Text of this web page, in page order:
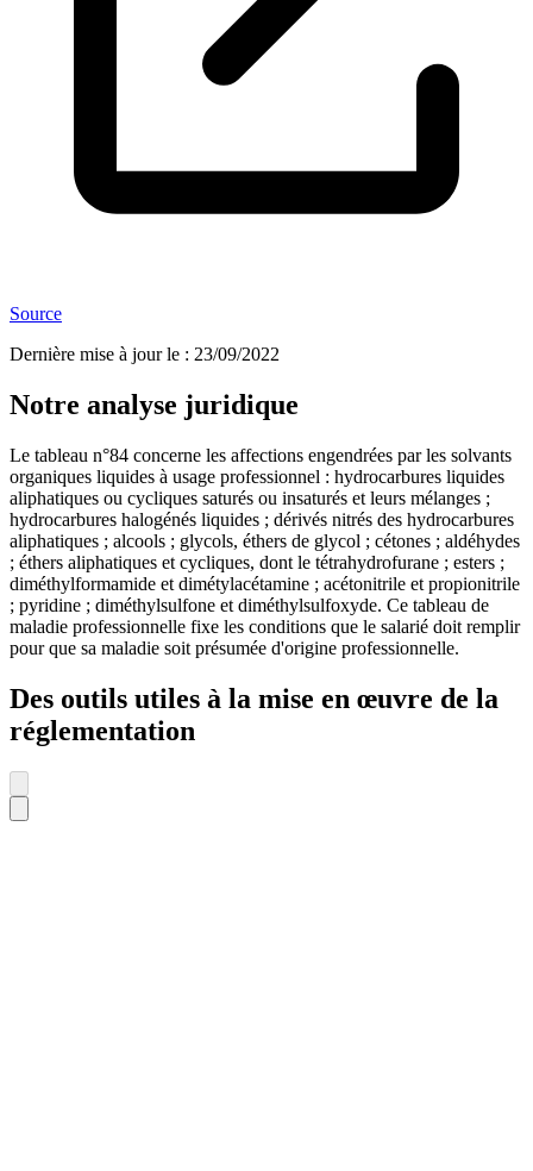
Source
Dernière mise à jour le : 23/09/2022
Notre analyse juridique
Le tableau n°84 concerne les affections engendrées par les solvants
organiques liquides à usage professionnel : hydrocarbures liquides
aliphatiques ou cycliques saturés ou insaturés et leurs mélanges ;
hydrocarbures halogénés liquides ; dérivés nitrés des hydrocarbures
aliphatiques ; alcools ; glycols, éthers de glycol ; cétones ; aldéhydes
; éthers aliphatiques et cycliques, dont le tétrahydrofurane ; esters ;
diméthylformamide et dimétylacétamine ; acétonitrile et propionitrile
; pyridine ; diméthylsulfone et diméthylsulfoxyde. Ce tableau de
maladie professionnelle fixe les conditions que le salarié doit remplir
pour que sa maladie soit présumée d'origine professionnelle.
Des outils utiles à la mise en œuvre de la
réglementation